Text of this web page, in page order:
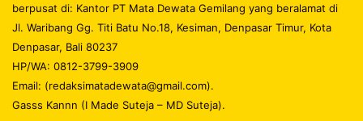
berpusat di: Kantor PT Mata Dewata Gemilang yang beralamat di
Jl. Waribang Gg. Titi Batu No.18, Kesiman, Denpasar Timur, Kota
Denpasar, Bali 80237
HP/WA: 0812-3799-3909
Email: (redaksimatadewata@gmail.com).
Gasss Kannn (I Made Suteja – MD Suteja).